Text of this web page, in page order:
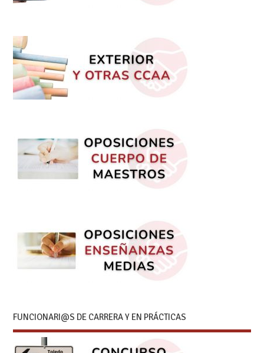
FUNCIONARI@S DE CARRERA Y EN PRÁCTICAS